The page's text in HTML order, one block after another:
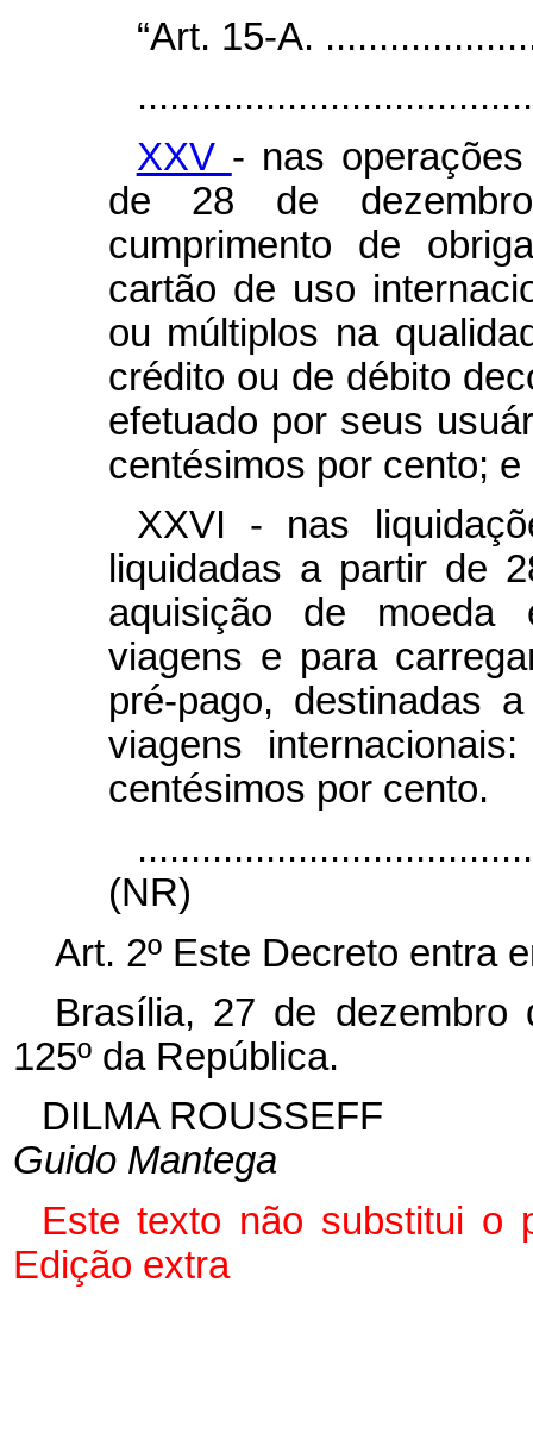
“Art. 15-A.
XXV - nas
de 28 de
cumprimento de
cartão de uso
ou múltiplos na
crédito ou de débito
efetuado por seus
centésimos por cento; e
XXVI - nas
liquidadas a partir de
aquisição de moeda
viagens e para
pré-pago, destinadas
viagens
centésimos por cento.
(NR)
Art. 2º Este Decreto entra
Brasília, 27 de dezembro
125º da República.
DILMA ROUSSEFF
Guido Mantega
Estetexto não substitui o
Edição extra